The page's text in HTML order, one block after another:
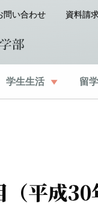
問い合わせ 資料請
学生生活 留学
（平成30